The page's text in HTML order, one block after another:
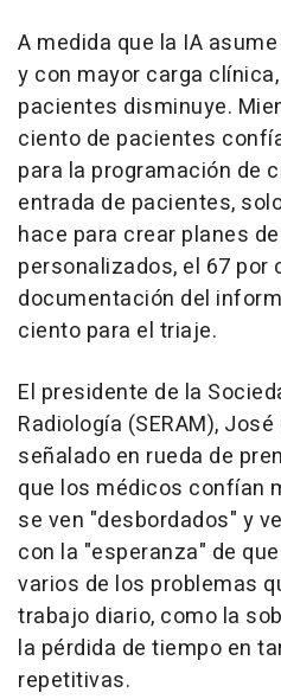
A medida que la IA
y con mayor carga
pacientes disminuye.
ciento de pacientes
para la programación de
entrada de pacientes,
hace para crear planes
personalizados, el 67 por
documentación del
ciento para el triaje.
El presidente de la
Radiología (SERAM),
señalado en rueda de
que los médicos confían
se ven "desbordados" y
con la "esperanza" de
varios de los problemas
trabajo diario, como la
la pérdida de tiempo en
repetitivas.